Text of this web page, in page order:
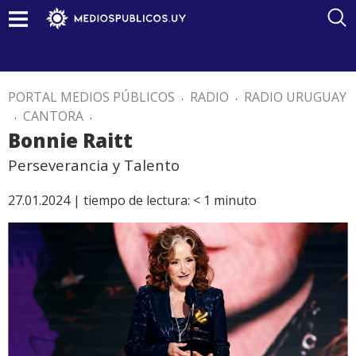
PORTAL MEDIOS PÚBLICOS . RADIO . RADIO URUGUAY
. CANTORA .
Bonnie Raitt
Perseverancia y Talento
27.01.2024 | tiempo de lectura: < 1 minuto